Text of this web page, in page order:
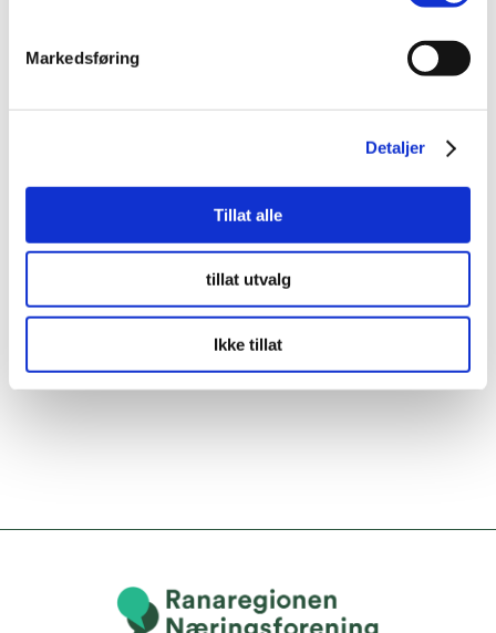
Markedsføring
Detaljer
Tillat alle
tillat utvalg
Ikke tillat